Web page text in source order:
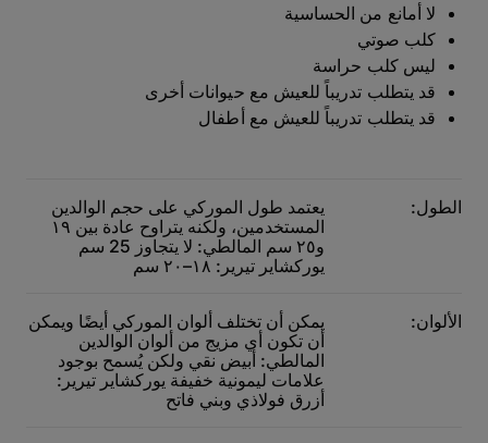
لا أمانع من الحساسية
كلب صوتي
ليس كلب حراسة
قد يتطلب تدريباً للعيش مع حيوانات أخرى
قد يتطلب تدريباً للعيش مع أطفال
الطول:
يعتمد طول الموركي على حجم الوالدين
المستخدمين، ولكنه يتراوح عادة بين ١٩
و٢٥ سم المالطي: لا يتجاوز 25 سم
يوركشاير تيرير: ١٨–٢٠ سم
الألوان:
يمكن أن تختلف ألوان الموركي أيضًا ويمكن
أن تكون أي مزيج من ألوان الوالدين
المالطي: أبيض نقي ولكن يُسمح بوجود
علامات ليمونية خفيفة يوركشاير تيرير:
أزرق فولاذي وبني فاتح